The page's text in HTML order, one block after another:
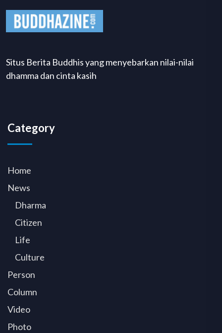
Situs Berita Buddhis yang menyebarkan nilai-nilai
dhamma dan cinta kasih
Category
Home
News
Dharma
Citizen
Life
Culture
Person
Column
Video
Photo